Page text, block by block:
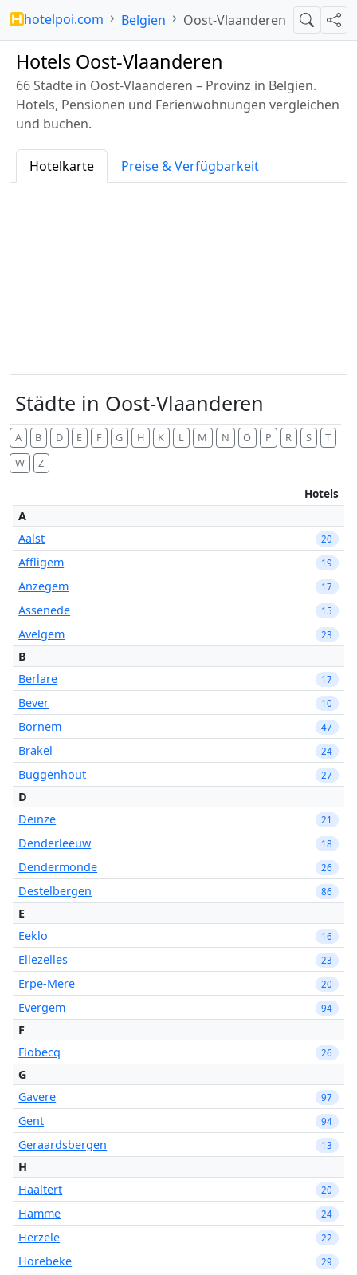
hotelpoi.com Belgien Oost-Vlaanderen Suche
Hotels Oost-Vlaanderen
66 Städte in Oost-Vlaanderen – Provinz in Belgien.
Hotels, Pensionen und Ferienwohnungen vergleichen
und buchen.
Hotelkarte Preise & Verfügbarkeit
Städte in Oost-Vlaanderen
A B D E F G H K L M N O P R S
T
W
Z
Hotels
A
Aalst
20
Affligem 19
Anzegem 17
Assenede 15
Avelgem 23
B
Berlare
17
Bever 10
Bornem 47
Brakel 24
Buggenhout 27
D
Deinze
21
Denderleeuw 18
Dendermonde 26
Destelbergen 86
E
Eeklo
16
Ellezelles 23
Erpe-Mere 20
Evergem 94
F
Flobecq
26
G
Gavere
97
Gent 94
Geraardsbergen 13
H
Haaltert
20
Hamme 24
Herzele 22
Horebeke 29